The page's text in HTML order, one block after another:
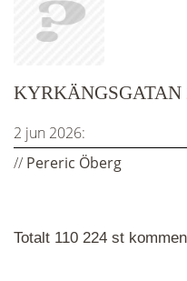
Totalt 110 224 st
KYRKÄNGSGATAN
2 jun 2026:
// Pereric Öberg